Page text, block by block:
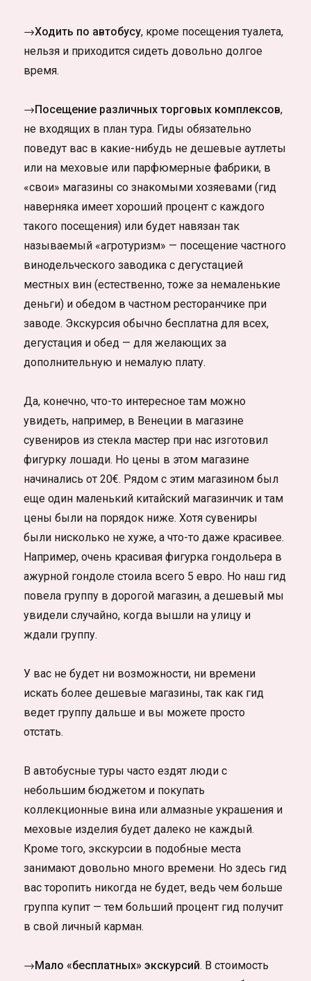
→Ходить по автобусу, кроме посещения туалета,
нельзя и приходится сидеть довольно долгое
время.
→Посещение различных торговых комплексов,
не входящих в план тура. Гиды обязательно
поведут вас в какие-нибудь не дешевые аутлеты
или на меховые или парфюмерные фабрики, в
«свои» магазины со знакомыми хозяевами (гид
наверняка имеет хороший процент с каждого
такого посещения) или будет навязан так
называемый «агротуризм» — посещение частного
винодельческого заводика с дегустацией
местных вин (естественно, тоже за немаленькие
деньги) и обедом в частном ресторанчике при
заводе. Экскурсия обычно бесплатна для всех,
дегустация и обед — для желающих за
дополнительную и немалую плату.
Да, конечно, что-то интересное там можно
увидеть, например, в Венеции в магазине
сувениров из стекла мастер при нас изготовил
фигурку лошади. Но цены в этом магазине
начинались от 20€. Рядом с этим магазином был
еще один маленький китайский магазинчик и там
цены были на порядок ниже. Хотя сувениры
были нисколько не хуже, а что-то даже красивее.
Например, очень красивая фигурка гондольера в
ажурной гондоле стоила всего 5 евро. Но наш гид
повела группу в дорогой магазин, а дешевый мы
увидели случайно, когда вышли на улицу и
ждали группу.
У вас не будет ни возможности, ни времени
искать более дешевые магазины, так как гид
ведет группу дальше и вы можете просто
отстать.
В автобусные туры часто ездят люди с
небольшим бюджетом и покупать
коллекционные вина или алмазные украшения и
меховые изделия будет далеко не каждый.
Кроме того, экскурсии в подобные места
занимают довольно много времени. Но здесь гид
вас торопить никогда не будет, ведь чем больше
группа купит — тем больший процент гид получит
в свой личный карман.
→Мало «бесплатных» экскурсий. В стоимость